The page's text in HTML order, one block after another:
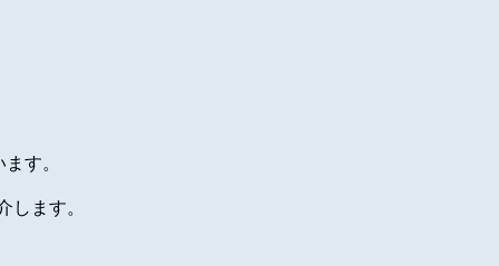
す。
します。